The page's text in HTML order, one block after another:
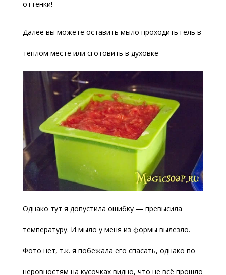
оттенки!
Далее вы можете оставить мыло проходить гель в
теплом месте или сготовить в духовке
Однако тут я допустила ошибку — превысила
температуру. И мыло у меня из формы вылезло.
Фото нет, т.к. я побежала его спасать, однако по
неровностям на кусочках видно, что не всё прошло